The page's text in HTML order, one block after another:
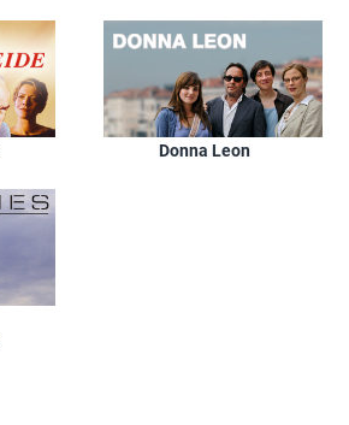
Donna Leon